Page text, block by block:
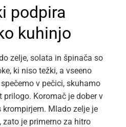
podpira
kuhinjo
zelje, solata in špinača so
ki niso težki, a vseeno
v pečici, skuhamo
Koromač je dober v
krompirjem. Mlado zelje je
zato je primerno za hitro